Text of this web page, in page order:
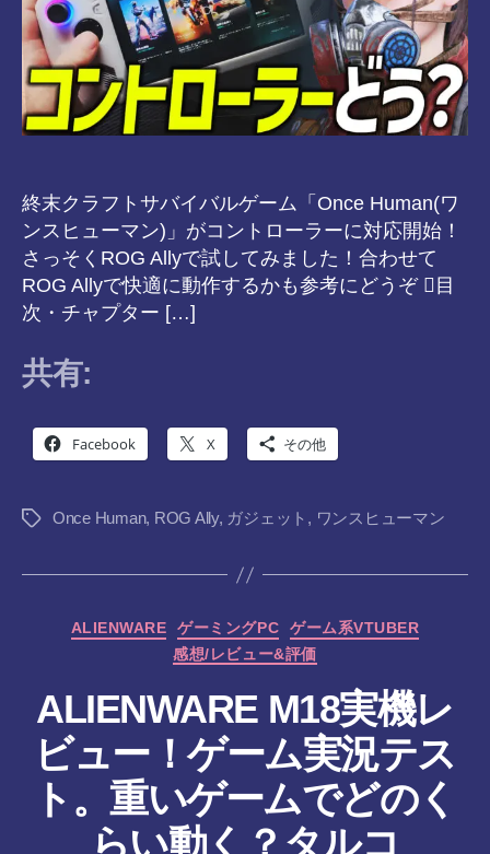
終末クラフトサバイバルゲーム「Once Human(ワ
ンスヒューマン)」がコントローラーに対応開始！
さっそくROG Allyで試してみました！合わせて
ROG Allyで快適に動作するかも参考にどうぞ 目
次・チャプター […]
共有:
Facebook X その他
タ
Once Human, ROG Ally, ガジェット , ワンスヒューマン
カ
テ
リ
ー
ALIENWARE ゲーミングPC
ゲーム系VTUBER
感想/レビュー&評価
ALIENWARE M18実機レ
ビュー！ゲーム実況テス
ト。重いゲームでどのく
らい動く？タルコ